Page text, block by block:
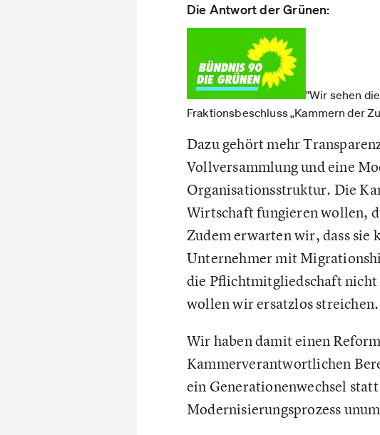
Die Antwort der Grünen:
"Wir sehen
Fraktionsbeschluss „Kammern der
Dazu gehört mehr
Vollversammlung und eine
Organisationsstruktur. Die
Wirtschaft fungieren wollen,
Zudem erwarten wir, dass
Unternehmer mit
die Pflichtmitgliedschaft
wollen wir ersatzlos streichen.
Wir haben damit einen
Kammerverantwortlichen
ein Generationenwechsel
Modernisierungsprozess